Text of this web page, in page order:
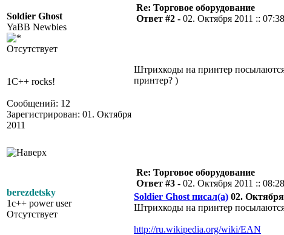
Soldier Ghost
YaBB Newbies
Отсутствует
1C++ rocks!
Сообщений: 12
Зарегистрирован: 01. Октября
2011
Re: Торговое оборудование
Ответ #2 - 02. Октября 2011 :: 07:38
Штрихкоды на принтер посылаются
принтер? )
berezdetsky
1c++ power user
Отсутствует
Re: Торговое оборудование
Ответ #3 - 02. Октября 2011 :: 08:28
Soldier Ghost писал(а) 02.
Штрихкоды на принтер посылаются
http://ru.wikipedia.org/wiki/EAN